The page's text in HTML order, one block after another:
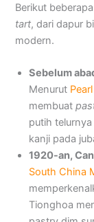
Berikut
tart, dari dapur
modern.
Sebelum
Menurut
membuat
putih
kanji pada
1920-an,
South China
Tionghoa